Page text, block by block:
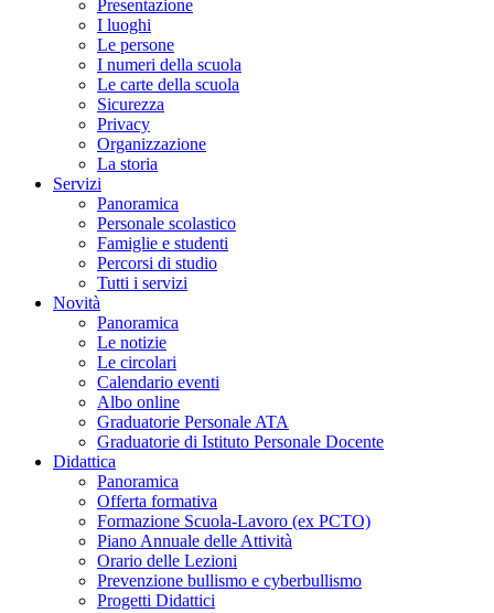
Presentazione
I luoghi
Le persone
I numeri della scuola
Le carte della scuola
Sicurezza
Privacy
Organizzazione
La storia
Servizi
Panoramica
Personale scolastico
Famiglie e studenti
Percorsi di studio
Tutti i servizi
Novità
Panoramica
Le notizie
Le circolari
Calendario eventi
Albo online
Graduatorie Personale ATA
Graduatorie di Istituto Personale Docente
Didattica
Panoramica
Offerta formativa
Formazione Scuola-Lavoro (ex PCTO)
Piano Annuale delle Attività
Orario delle Lezioni
Prevenzione bullismo e cyberbullismo
Progetti Didattici